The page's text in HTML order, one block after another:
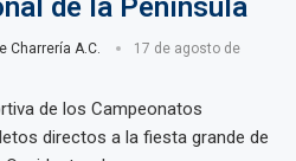
de la Península
Charrería A.C.
17 de agosto de
de los Campeonatos
directos a la fiesta grande de